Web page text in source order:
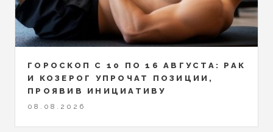
ГОРОСКОП С 10 ПО 16 АВГУСТА: РАК
И КОЗЕРОГ УПРОЧАТ ПОЗИЦИИ,
ПРОЯВИВ ИНИЦИАТИВУ
08.08.2026